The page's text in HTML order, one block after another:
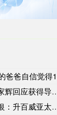
岁儿子晚长，医生的一句
协会年度最佳男演员
标价至9.07港元 维持“
1.24%